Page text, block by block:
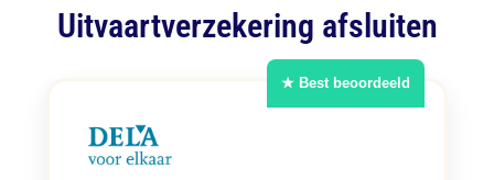
Uitvaartverzekering afsluiten
★ Best beoordeeld